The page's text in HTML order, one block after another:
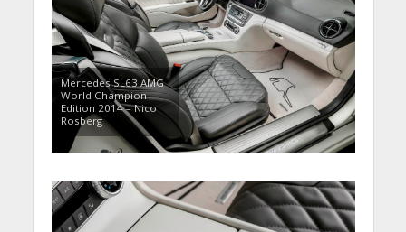
Mercedes SL63 AMG
World Champion
Edition 2014 – Nico
Rosberg